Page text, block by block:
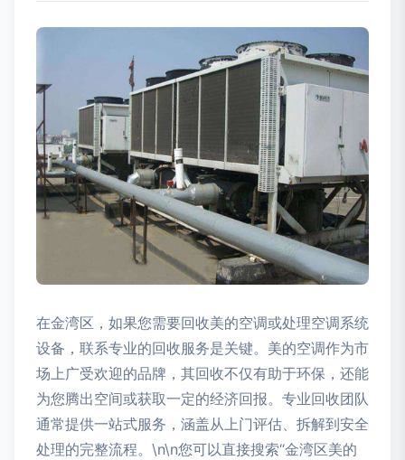
在金湾区，如果您需要回收美的空调或处理空调系统
设备，联系专业的回收服务是关键。美的空调作为市
场上广受欢迎的品牌，其回收不仅有助于环保，还能
为您腾出空间或获取一定的经济回报。专业回收团队
通常提供一站式服务，涵盖从上门评估、拆解到安全
处理的完整流程。\n\n您可以直接搜索“金湾区美的